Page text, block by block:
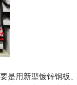
是用新型镀锌钢板